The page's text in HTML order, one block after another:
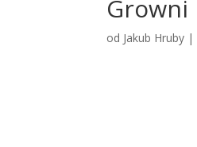
Growni
od Jakub Hruby |